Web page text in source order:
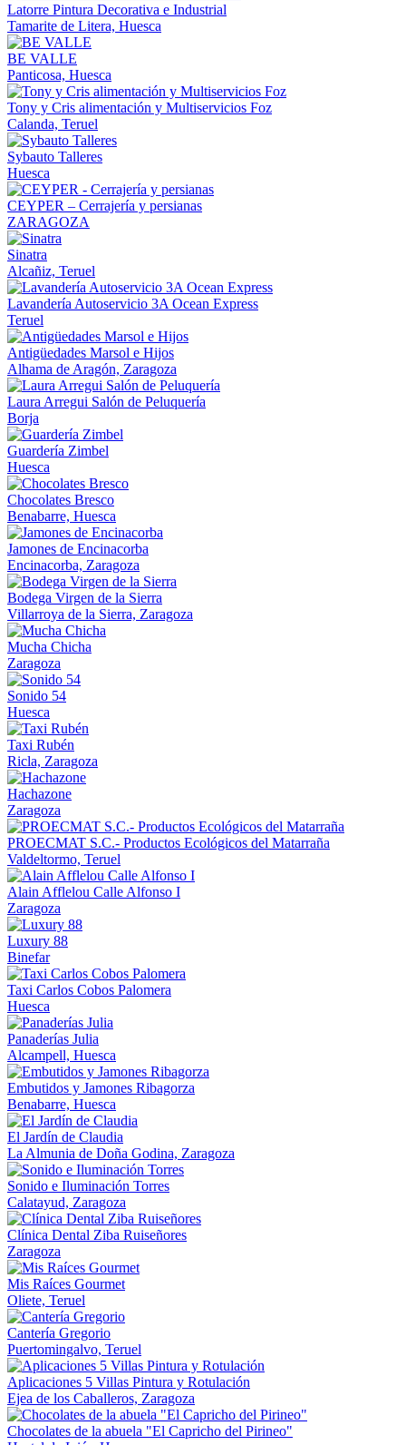
Latorre Pintura Decorativa e Industrial
Tamarite de Litera, Huesca
BE VALLE
Panticosa, Huesca
Tony y Cris alimentación y Multiservicios Foz
Calanda, Teruel
Sybauto Talleres
Huesca
CEYPER – Cerrajería y persianas
ZARAGOZA
Sinatra
Alcañiz, Teruel
Lavandería Autoservicio 3A Ocean Express
Teruel
Antigüedades Marsol e Hijos
Alhama de Aragón, Zaragoza
Laura Arregui Salón de Peluquería
Borja
Guardería Zimbel
Huesca
Chocolates Bresco
Benabarre, Huesca
Jamones de Encinacorba
Encinacorba, Zaragoza
Bodega Virgen de la Sierra
Villarroya de la Sierra, Zaragoza
Mucha Chicha
Zaragoza
Sonido 54
Huesca
Taxi Rubén
Ricla, Zaragoza
Hachazone
Zaragoza
PROECMAT S.C.- Productos Ecológicos del Matarraña
Valdeltormo, Teruel
Alain Afflelou Calle Alfonso I
Zaragoza
Luxury 88
Binefar
Taxi Carlos Cobos Palomera
Huesca
Panaderías Julia
Alcampell, Huesca
Embutidos y Jamones Ribagorza
Benabarre, Huesca
El Jardín de Claudia
La Almunia de Doña Godina, Zaragoza
Sonido e Iluminación Torres
Calatayud, Zaragoza
Clínica Dental Ziba Ruiseñores
Zaragoza
Mis Raíces Gourmet
Oliete, Teruel
Cantería Gregorio
Puertomingalvo, Teruel
Aplicaciones 5 Villas Pintura y Rotulación
Ejea de los Caballeros, Zaragoza
Chocolates de la abuela "El Capricho del Pirineo"